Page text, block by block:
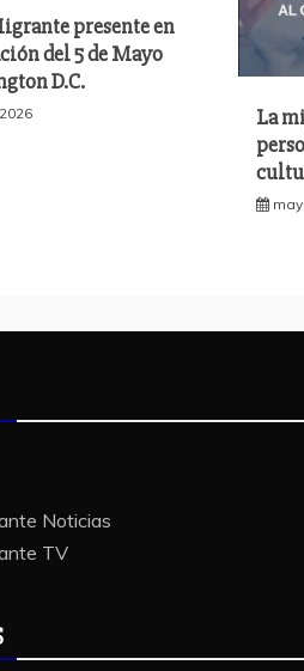
presente en
del 5 de Mayo
D.C.
La
Noticias
TV